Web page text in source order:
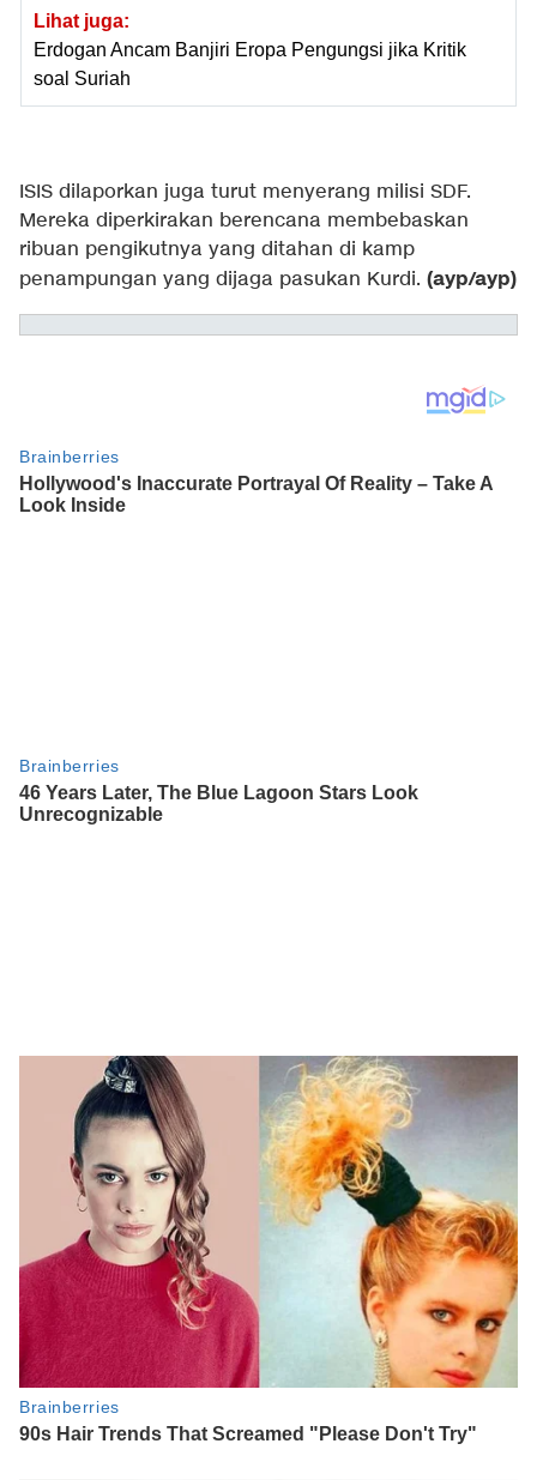
Lihat juga:
Erdogan Ancam Banjiri Eropa Pengungsi jika Kritik
soal Suriah
ISIS dilaporkan juga turut menyerang milisi SDF.
Mereka diperkirakan berencana membebaskan
ribuan pengikutnya yang ditahan di kamp
penampungan yang dijaga pasukan Kurdi. (ayp/ayp)